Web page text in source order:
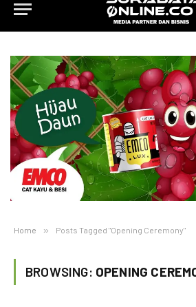
Home » Posts Tagged "Opening Ceremony"
BROWSING: OPENING